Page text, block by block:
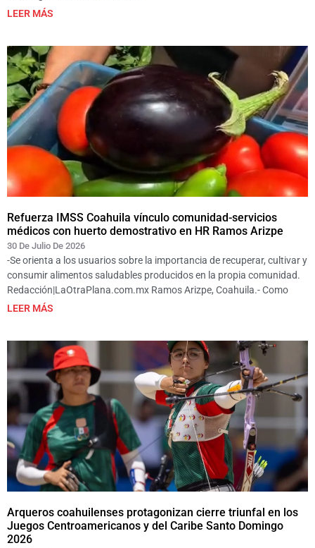
LEER MÁS
Refuerza IMSS Coahuila vínculo comunidad-servicios
médicos con huerto demostrativo en HR Ramos Arizpe
30 De Julio De 2026
-Se orienta a los usuarios sobre la importancia de recuperar, cultivar y
consumir alimentos saludables producidos en la propia comunidad.
Redacción|LaOtraPlana.com.mx Ramos Arizpe, Coahuila.- Como
LEER MÁS
Arqueros coahuilenses protagonizan cierre triunfal en los
Juegos Centroamericanos y del Caribe Santo Domingo
2026